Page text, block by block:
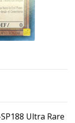
Ultra Rare